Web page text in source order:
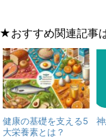
★おすすめ関連記事
健康の基礎を支える5
大栄養素とは？